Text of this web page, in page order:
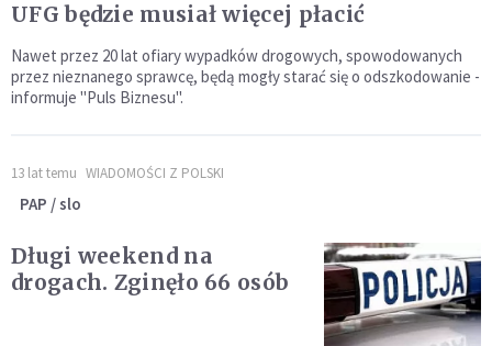
UFG będzie musiał więcej płacić
Nawet przez 20 lat ofiary wypadków drogowych, spowodowanych
przez nieznanego sprawcę, będą mogły starać się o odszkodowanie -
informuje "Puls Biznesu".
13 lat temu WIADOMOŚCI Z POLSKI
PAP / slo
Długi weekend na
drogach. Zginęło 66 osób